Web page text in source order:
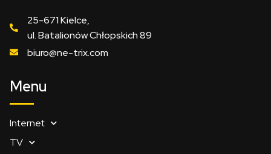
25-671 Kielce,
ul. Batalionów Chłopskich 89
biuro@ne-trix.com
Menu
Internet
TV